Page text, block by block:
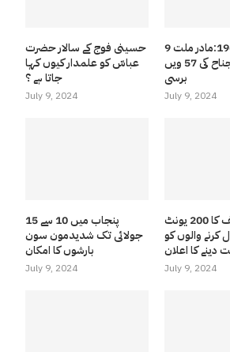
حسینی فوج کے سالار حضرت
عباسّ کو علمدار کیوں کہا
جاتا ہے ؟
July 9, 2024
9 جولائی 1967:مادر ملت
فاطمہ جناح کی 57 ویں
برسی
July 9, 2024
پنجاب میں 10 سے 15
جولائی تک شدیدمون سون
بارشوں کا امکان
July 9, 2024
شہباز شریف کا 200 یونٹ
کرنے والوں کو
دینے کا اعلان
July 9, 2024